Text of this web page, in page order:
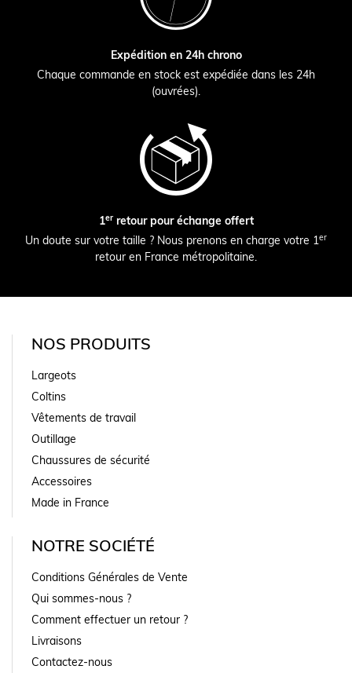
Expédition en 24h chrono
Chaque commande en stock est expédiée dans les 24h
(ouvrées).
1erretour pour échange offert
Un doute sur votre taille ? Nous prenons en charge votre 1er
retour en France métropolitaine.
NOS PRODUITS
Largeots
Coltins
Vêtements de travail
Outillage
Chaussures de sécurité
Accessoires
Made in France
NOTRE SOCIÉTÉ
Conditions Générales de Vente
Qui sommes-nous ?
Comment effectuer un retour ?
Livraisons
Contactez-nous